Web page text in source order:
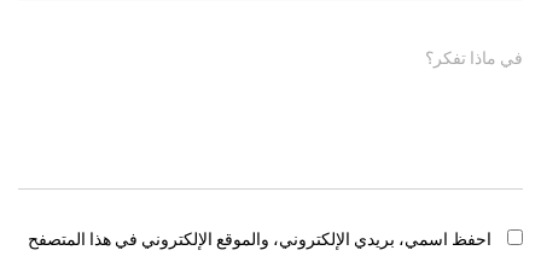
في ماذا تفكر؟
احفظ اسمي، بريدي الإلكتروني، والموقع الإلكتروني في هذا المتصفح